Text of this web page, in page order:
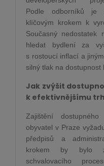
Podle odborníků je
klíčovým krokem k
Současný
hledat bydlení za
s rostoucí inflací a
silný tlak na dostupnost
Jak zvýšit
k efektivnějšímu
Zajištění
obyvatel v Praze
předpisů a
krokem by bylo
schvalovacího